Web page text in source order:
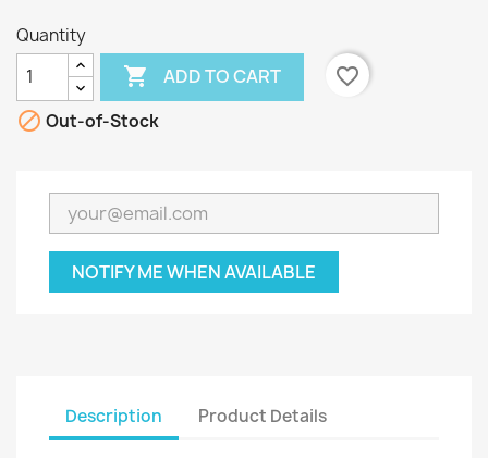
Quantity
 ADD TO CART
favorite_border
 Out-of-Stock
NOTIFY ME WHEN AVAILABLE
Description Product Details